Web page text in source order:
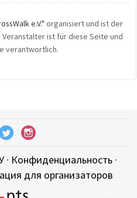
e.V." organisiert und ist der
ist für diese Seite und
verantwortlich.
· Конфиденциальность·
для организаторов